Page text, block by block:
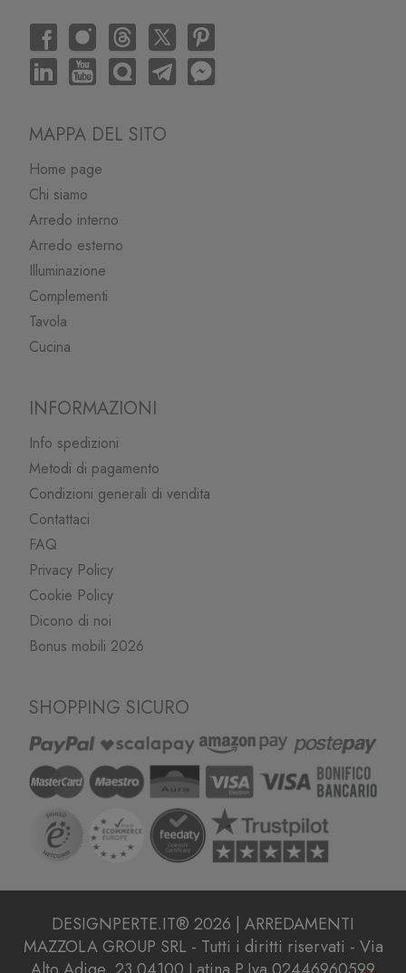
MAPPA DEL SITO
Home page
Chi siamo
Arredo interno
Arredo esterno
Illuminazione
Complementi
Tavola
Cucina
INFORMAZIONI
Info spedizioni
Metodi di pagamento
Condizioni generali di vendita
Contattaci
FAQ
Privacy Policy
Cookie Policy
Dicono di noi
Bonus mobili 2026
SHOPPING SICURO
DESIGNPERTE.IT® 2026 | ARREDAMENTI
MAZZOLA GROUP SRL - Tutti i diritti riservati - Via